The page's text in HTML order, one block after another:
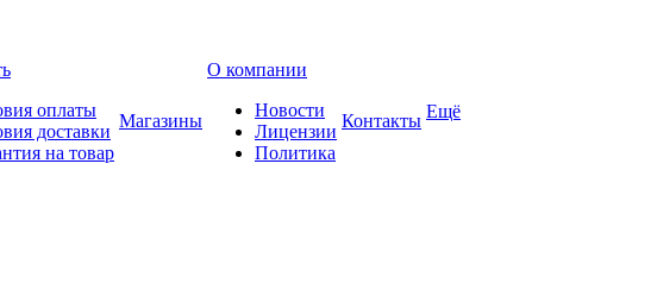
оплаты
доставки
на товар
Магазины
О компании
Новости
Лицензии
Политика
Контакты Ещё